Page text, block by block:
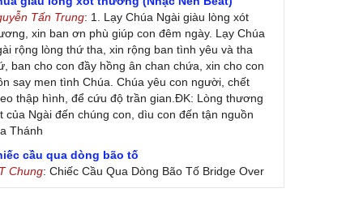
Tấn Trung: 1. Lạy Chúa Ngài giàu lòng xót
xin ban ơn phù giúp con đêm ngày. Lạy Chúa
rộng lòng thứ tha, xin rộng ban tình yêu và tha
ban cho con đầy hồng ân chan chứa, xin cho con
say men tình Chúa. Chúa yêu con người, chết
thập hình, để cứu độ trần gian.ĐK: Lòng thương
của Ngài đến chúng con, dìu con đến tận nguồn
Thánh
cầu qua dòng bão tố
Chung: Chiếc Cầu Qua Dòng Bão Tố Bridge Over
Water by Simon & Garfunkel (Released